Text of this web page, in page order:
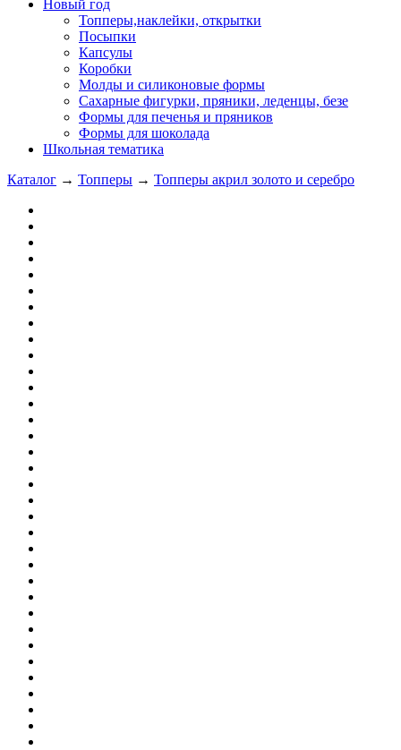
Новый год
Топперы,наклейки, открытки
Посыпки
Капсулы
Коробки
Молды и силиконовые формы
Сахарные фигурки, пряники, леденцы, безе
Формы для печенья и пряников
Формы для шоколада
Школьная тематика
Каталог → Топперы → Топперы акрил золото и серебро